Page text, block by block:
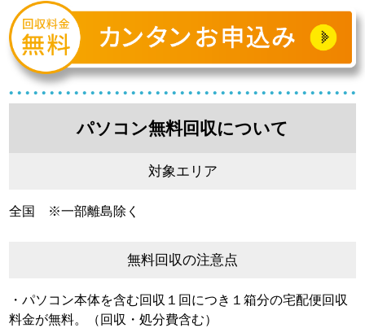
パソコン無料回収について
対象エリア
全国 ※一部離島除く
無料回収の注意点
・パソコン本体を含む回収１回につき１箱分の宅配便回収
料金が無料。（回収・処分費含む）